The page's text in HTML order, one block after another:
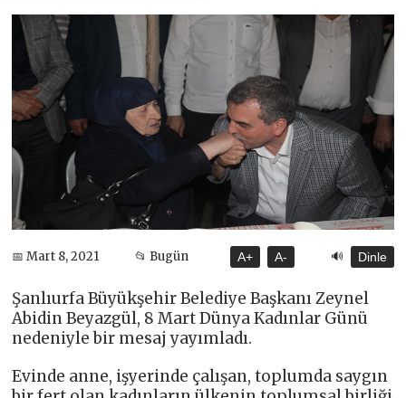
📅 Mart 8, 2021 📂 Bugün A+ A- 🔊 Dinle
Şanlıurfa Büyükşehir Belediye Başkanı Zeynel
Abidin Beyazgül, 8 Mart Dünya Kadınlar Günü
nedeniyle bir mesaj yayımladı.
Evinde anne, işyerinde çalışan, toplumda saygın